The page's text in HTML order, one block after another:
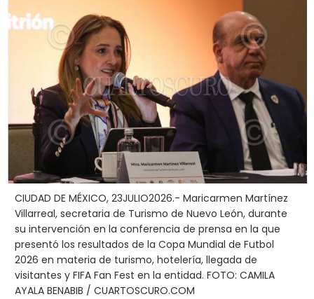
CIUDAD DE MÉXICO, 23JULIO2026.- Maricarmen Martínez
Villarreal, secretaria de Turismo de Nuevo León, durante
su intervención en la conferencia de prensa en la que
presentó los resultados de la Copa Mundial de Futbol
2026 en materia de turismo, hotelería, llegada de
visitantes y FIFA Fan Fest en la entidad. FOTO: CAMILA
AYALA BENABIB / CUARTOSCURO.COM